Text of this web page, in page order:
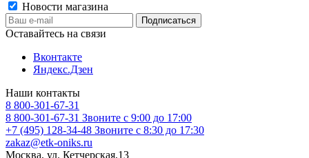
Новости магазина
Оставайтесь на связи
Вконтакте
Яндекс.Дзен
Наши контакты
8 800-301-67-31
8 800-301-67-31 Звоните с 9:00 до 17:00
+7 (495) 128-34-48 Звоните с 8:30 до 17:30
zakaz@etk-oniks.ru
Москва, ул. Кетчерская,13